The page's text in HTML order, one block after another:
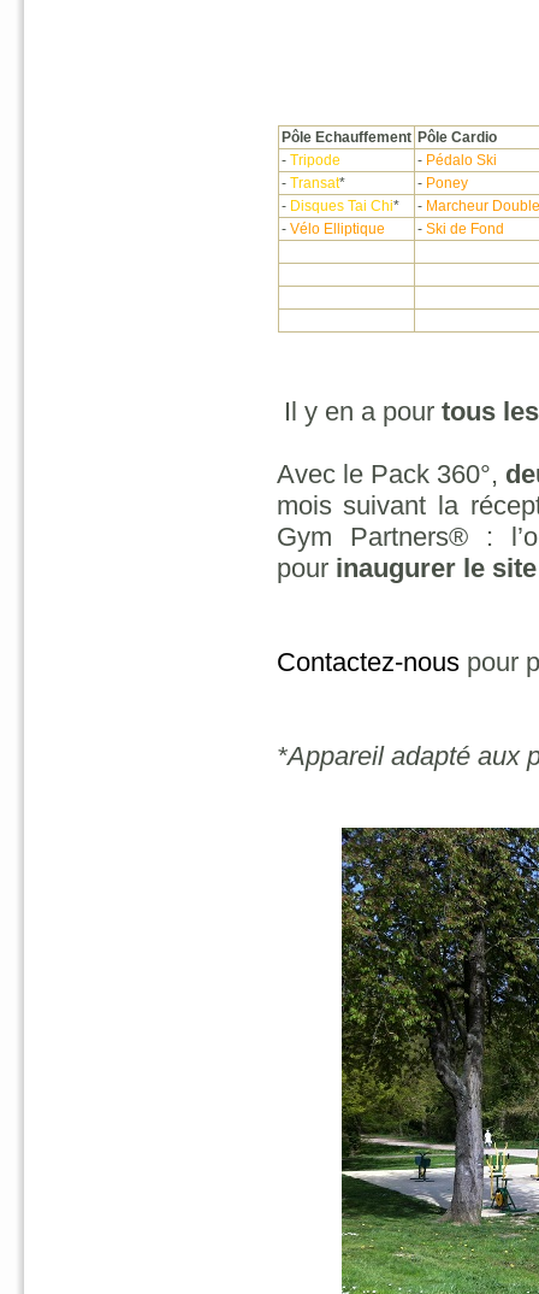
Pôle Echauffement Pôle Cardio
- Tripode - Pédalo Ski
- Transat* - Poney
- Disques Tai Chi* - Marcheur Double
- Vélo Elliptique - Ski de Fond
Il y en a pour tous
Avec le Pack 360°,
mois suivant la
Gym Partners® :
pour inaugurer le
Contactez-nouspour
*Appareil adapté aux